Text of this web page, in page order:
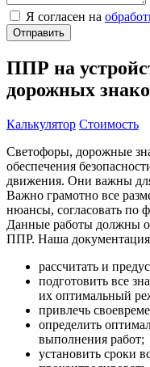
Я согласен на
ППР на
дорожных
Калькулятор Стоимость
Светофоры, дорожные
обеспечения
движения. Они важны
Важно грамотно все
нюансы, согласовать по
Данные работы должны
ППР. Наша документация
рассчитать и
подготовить все
их оптимальный
привлечь
определить
выполнения работ;
установить сроки